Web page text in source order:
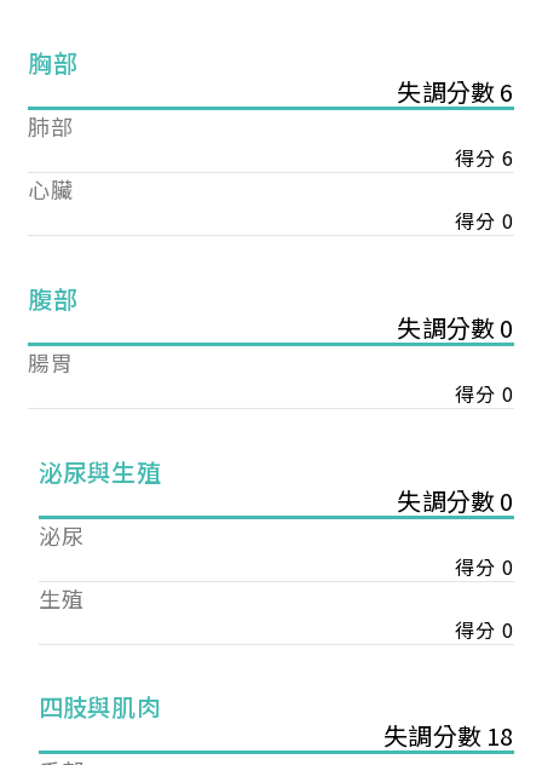
胸部
失調分數 6
肺部
得分 6
心臟
得分 0
腹部
失調分數 0
腸胃
得分 0
泌尿與生殖
失調分數 0
泌尿
得分 0
生殖
得分 0
四肢與肌肉
失調分數 18
您已成功送出會員申請
您好，您的會員申請，已成功送出，經本協會理事